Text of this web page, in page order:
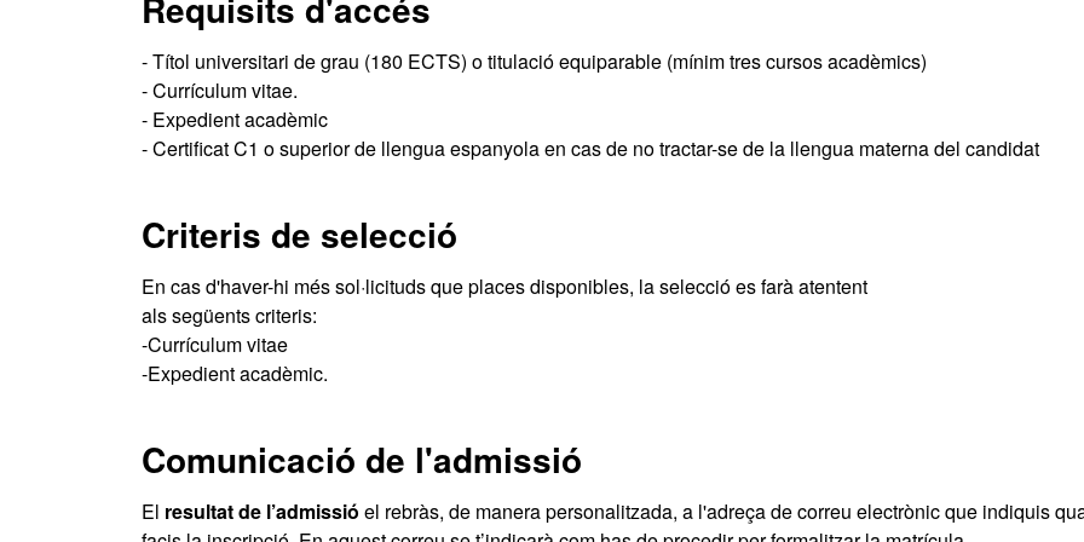
- Títol universitari de grau (180 ECTS) o titulació equiparable (mínim tres cursos acadèmics)
- Currículum vitae.
- Expedient acadèmic
- Certificat C1 o superior de llengua espanyola en cas de no tractar-se de la llengua materna del candidat
Criteris de selecció
En cas d'haver-hi més sol·licituds que places disponibles, la selecció es farà atentent
als següents criteris:
-Currículum vitae
-Expedient acadèmic.
Comunicació de l'admissió
El resultat de l’admissió el rebràs, de manera personalitzada, a l'adreça de correu electrònic que indiquis